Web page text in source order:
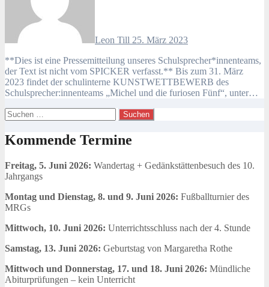
Leon Till 25. März 2023
**Dies ist eine Pressemitteilung unseres Schulsprecher*innenteams,
der Text ist nicht vom SPICKER verfasst.** Bis zum 31. März
2023 findet der schulinterne KUNSTWETTBEWERB des
Schulsprecher:innenteams „Michel und die furiosen Fünf“, unter…
Suchen
nach:
Kommende Termine
Freitag, 5. Juni 2026: Wandertag + Gedänkstättenbesuch des 10.
Jahrgangs
Montag und Dienstag, 8. und 9. Juni 2026: Fußballturnier des
MRGs
Mittwoch, 10. Juni 2026: Unterrichtsschluss nach der 4. Stunde
Samstag, 13. Juni 2026: Geburtstag von Margaretha Rothe
Mittwoch und Donnerstag, 17. und 18. Juni 2026: Mündliche
Abiturprüfungen – kein Unterricht